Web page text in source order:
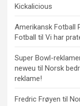
Kickalicious
Amerikansk Fotball
Fotball til Vi har
Super Bowl-
neweu til Norsk
reklame!
Fredric Frøyen til